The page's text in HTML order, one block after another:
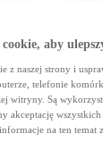
aby
z naszej strony i
telefonie
witryny. Są
akceptację
na ten temat